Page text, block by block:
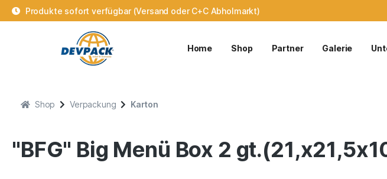
Produkte sofort verfügbar (Versand oder C+C Abholmarkt)
Home Shop Partner Galerie
Shop Verpackung Karton
"BFG" Big Menü Box 2